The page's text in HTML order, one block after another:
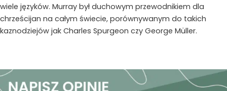
wiele języków. Murray był duchowym przewodnikiem dla
chrześcijan na całym świecie, porównywanym do takich
kaznodziejów jak Charles Spurgeon czy George Müller.